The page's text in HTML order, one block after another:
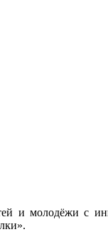
и молодёжи с